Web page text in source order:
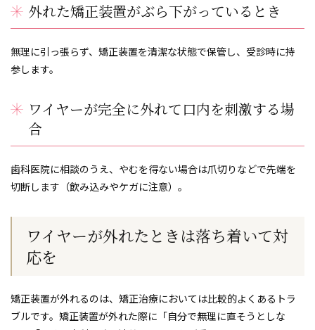
外れた矯正装置がぶら下がっているとき
無理に引っ張らず、矯正装置を清潔な状態で保管し、受診時に持
参します。
ワイヤーが完全に外れて口内を刺激する場
合
歯科医院に相談のうえ、やむを得ない場合は爪切りなどで先端を
切断します（飲み込みやケガに注意）。
ワイヤーが外れたときは落ち着いて対
応を
矯正装置が外れるのは、矯正治療においては比較的よくあるトラ
ブルです。矯正装置が外れた際に「自分で無理に直そうとしな